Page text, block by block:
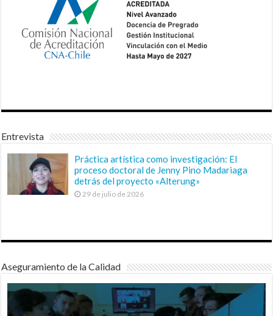
Entrevista
Práctica artística como investigación: El
proceso doctoral de Jenny Pino Madariaga
detrás del proyecto «Alterung»
29 de julio de 2026
Aseguramiento de la Calidad